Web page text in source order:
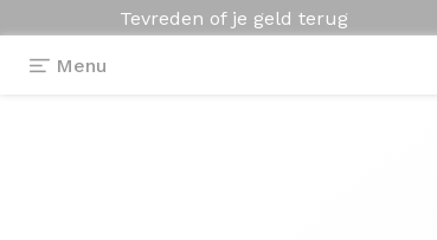
Tevreden of je geld terug
Menu